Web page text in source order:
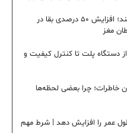
درمان نوین با نانوذرات پوشیده از قند؛ افزایش ۵۰ درصدی بقا در
مغز
دستگاه پلت تا کنترل کیفیت و
خاطرات؛ چرا بعضی لحظه‌ها
عمر را افزایش دهد | شرط مهم